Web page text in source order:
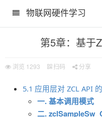
物联网硬件学习
第5章：基于
浏览 1293 扫码 分享
5.1 应用层对 ZCL API
一. 基本调用模式
二.